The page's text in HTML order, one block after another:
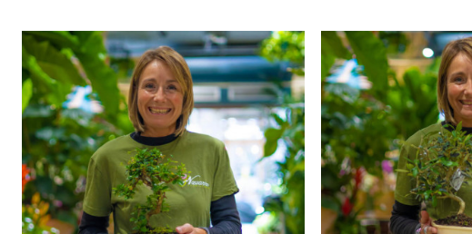
El más vendido